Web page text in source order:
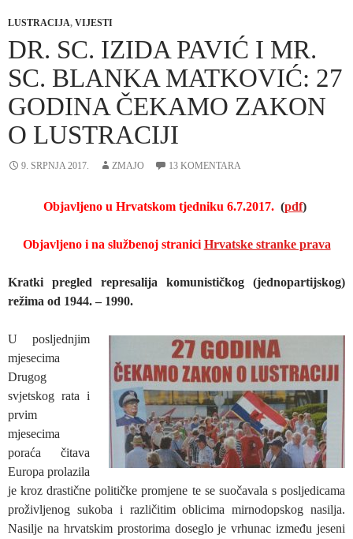
LUSTRACIJA, VIJESTI
DR. SC. IZIDA PAVIĆ I MR.
SC. BLANKA MATKOVIĆ: 27
GODINA ČEKAMO ZAKON
O LUSTRACIJI
9. SRPNJA 2017. ZMAJO 13 KOMENTARA
Objavljeno u Hrvatskom tjedniku 6.7.2017. (pdf)
Objavljeno i na službenoj stranici Hrvatske stranke prava
Kratki pregled represalija komunističkog (jednopartijskog)
režima od 1944. – 1990.
U posljednjim
mjesecima
Drugog
svjetskog rata i
prvim
mjesecima
poraća čitava
Europa prolazila
je kroz drastične političke promjene te se suočavala s posljedicama
proživljenog sukoba i različitim oblicima mirnodopskog nasilja.
Nasilje na hrvatskim prostorima doseglo je vrhunac između jeseni